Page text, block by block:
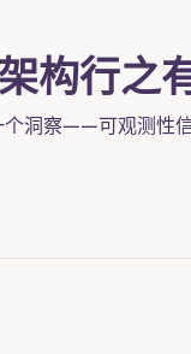
构行之
洞察——可观测性